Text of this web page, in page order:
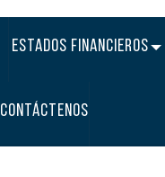
ESTADOS FINANCIEROS
CONTÁCTENOS